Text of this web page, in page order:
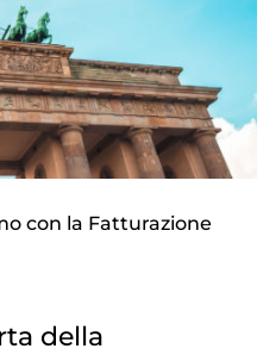
con la Fatturazione
della